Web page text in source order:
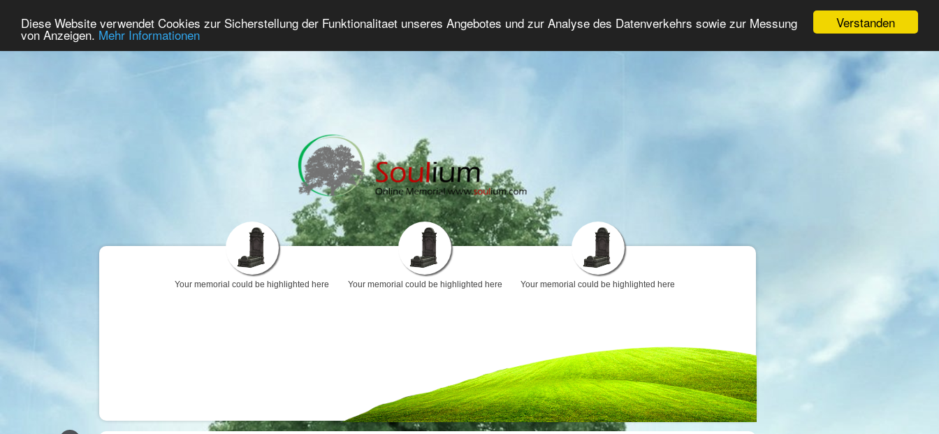
Verstanden
Diese Website verwendet Cookies zur Sicherstellung der Funktionalitaet unseres Angebotes und zur Analyse des Datenverkehrs sowie zur Messung
von Anzeigen. Mehr Informationen
Home Premium Commemorate Grief Forum Advanced Search Login/Register
Your memorial could be highlighted here Your memorial could be highlighted here Your memorial could be highlighted here